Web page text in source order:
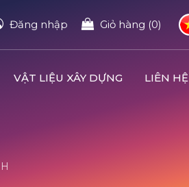
Đăng nhập Giỏ hàng (0)
VẬT LIỆU XÂY DỰNG LIÊN HỆ